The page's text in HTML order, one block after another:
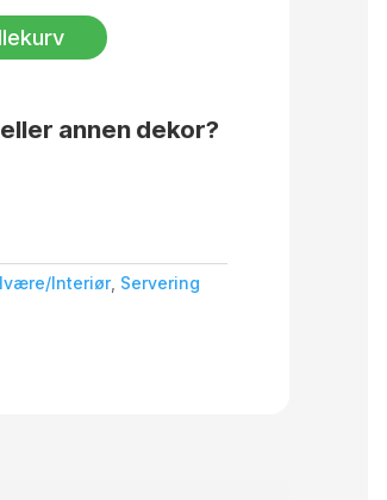
annen dekor?
Interiør, Servering